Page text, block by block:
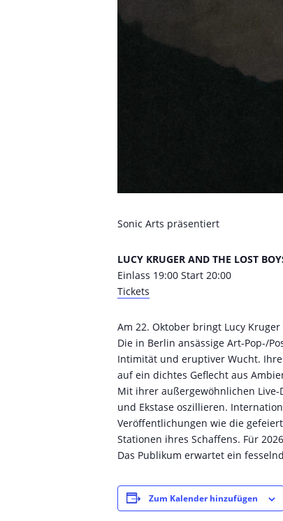
Sonic Arts präsentiert
LUCY KRUGER AND THE LOST
Einlass 19:00 Start 20:00
Tickets
Am 22. Oktober bringt Lucy
Die in Berlin ansässige Art-Pop-/
Intimität und eruptiver Wucht.
auf ein dichtes Geflecht aus
Mit ihrer außergewöhnlichen
und Ekstase oszillieren.
Veröffentlichungen wie die
Stationen ihres Schaffens. Für
Das Publikum erwartet ein
Zum Kalender hinzufügen